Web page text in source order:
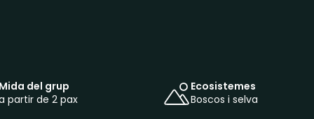
del grup
partir de 2 pax
Ecosistemes
Boscos i selva